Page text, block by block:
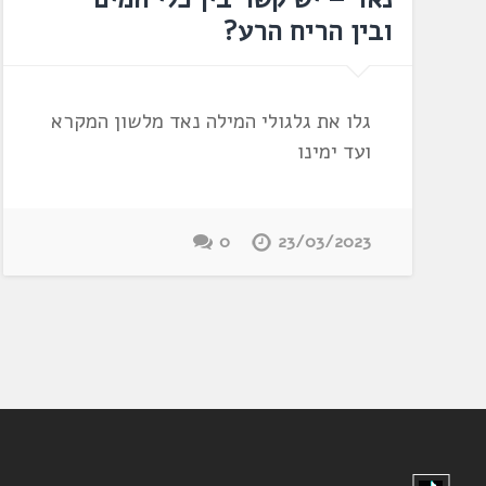
ובין הריח הרע?
גלו את גלגולי המילה נאד מלשון המקרא
ועד ימינו
23/03/2023
0